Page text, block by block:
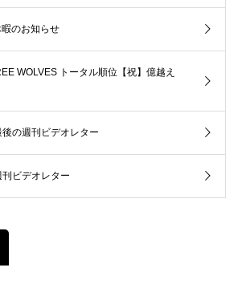
のお知らせ
WOLVES トータル順位【祝】億越え
後の週刊ビデオレター
刊ビデオレター